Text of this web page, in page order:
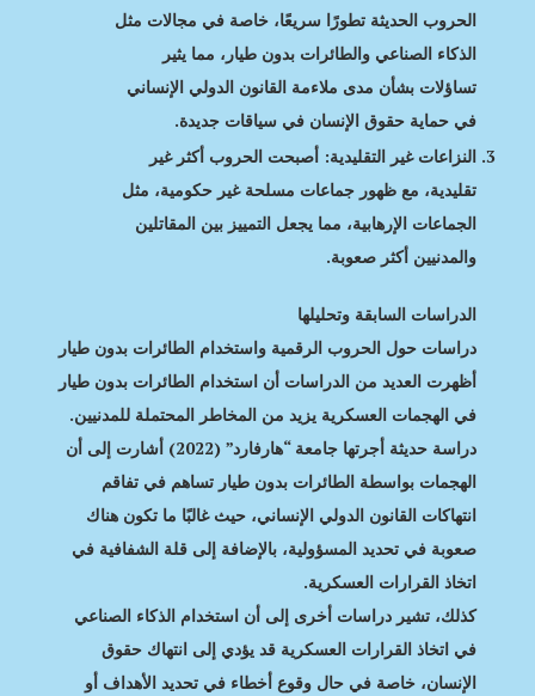
الحروب الحديثة تطورًا سريعًا، خاصة في مجالات مثل
الذكاء الصناعي والطائرات بدون طيار، مما يثير
تساؤلات بشأن مدى ملاءمة القانون الدولي الإنساني
في حماية حقوق الإنسان في سياقات جديدة.
النزاعات غير التقليدية: أصبحت الحروب أكثر غير
تقليدية، مع ظهور جماعات مسلحة غير حكومية، مثل
الجماعات الإرهابية، مما يجعل التمييز بين المقاتلين
والمدنيين أكثر صعوبة.
الدراسات السابقة وتحليلها
دراسات حول الحروب الرقمية واستخدام الطائرات بدون طيار
أظهرت العديد من الدراسات أن استخدام الطائرات بدون طيار
في الهجمات العسكرية يزيد من المخاطر المحتملة للمدنيين.
دراسة حديثة أجرتها جامعة “هارفارد” (2022) أشارت إلى أن
الهجمات بواسطة الطائرات بدون طيار تساهم في تفاقم
انتهاكات القانون الدولي الإنساني، حيث غالبًا ما تكون هناك
صعوبة في تحديد المسؤولية، بالإضافة إلى قلة الشفافية في
اتخاذ القرارات العسكرية.
كذلك، تشير دراسات أخرى إلى أن استخدام الذكاء الصناعي
في اتخاذ القرارات العسكرية قد يؤدي إلى انتهاك حقوق
الإنسان، خاصة في حال وقوع أخطاء في تحديد الأهداف أو